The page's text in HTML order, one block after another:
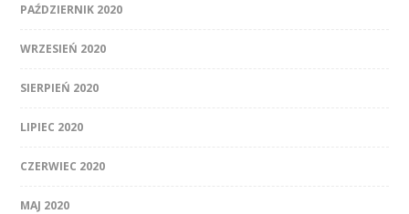
PAŹDZIERNIK 2020
WRZESIEŃ 2020
SIERPIEŃ 2020
LIPIEC 2020
CZERWIEC 2020
MAJ 2020